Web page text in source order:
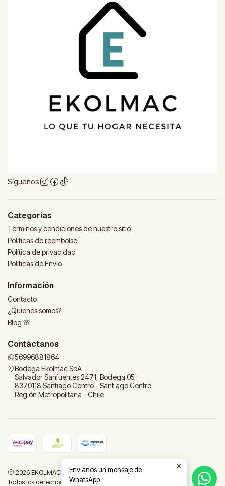
Síguenos
Categorías
Terminos y condiciones de nuestro sitio
Políticas de reembolso
Política de privacidad
Políticas de Envío
Información
Contacto
¿Quienes somos?
Blog 🌸
Contáctanos
56996881864
Bodega Ekolmac SpA
Salvador Sanfuentes 2471, Bodega 05
8370118 Santiago Centro - Santiago Centro
Región Metropolitana - Chile
2026 EKOLMAC | Tu tienda para el hogar.
Todos los derechos reservados.Desarrollado por Jumpseller.
Envíanos un mensaje de
WhatsApp